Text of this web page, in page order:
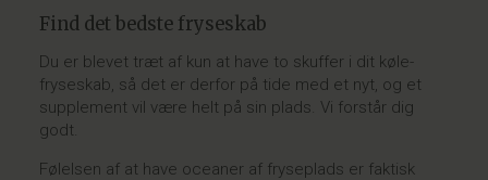
Find det bedste fryseskab
Du er blevet træt af kun at have to skuffer i dit køle-
fryseskab, så det er derfor på tide med et nyt, og et
supplement vil være helt på sin plads. Vi forstår dig
godt.
Følelsen af at have oceaner af fryseplads er faktisk